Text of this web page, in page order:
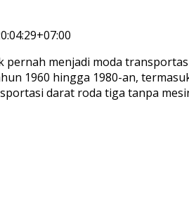
pernah menjadi moda
1960 hingga 1980-an,
darat roda tiga tanpa